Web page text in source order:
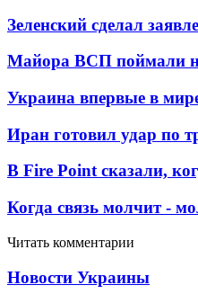
Зеленский сделал
Майора ВСП поймали
Украина впервые в
Иран готовил удар по
В Fire Point сказали,
Когда связь молчит -
Читать комментарии
Новости Украины